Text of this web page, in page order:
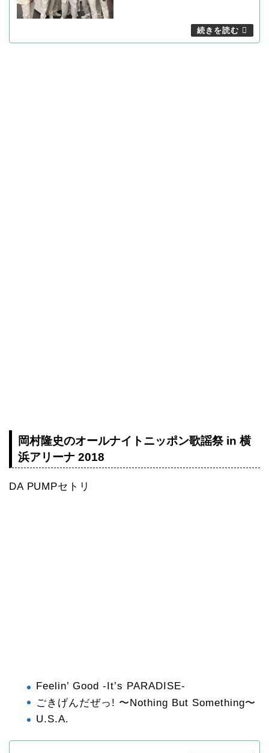
岡村隆史のオールナイトニッポン歌謡祭 in 横
浜アリーナ 2018
DA PUMPセトリ
Feelin’ Good -It’s PARADISE-
ごきげんだぜっ! 〜Nothing But Something〜
U.S.A.